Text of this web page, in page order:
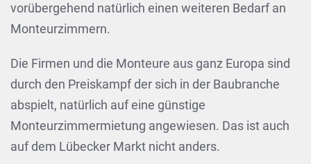
vorübergehend natürlich einen weiteren Bedarf an
Monteurzimmern.
Die Firmen und die Monteure aus ganz Europa sind
durch den Preiskampf der sich in der Baubranche
abspielt, natürlich auf eine günstige
Monteurzimmermietung angewiesen. Das ist auch
auf dem Lübecker Markt nicht anders.